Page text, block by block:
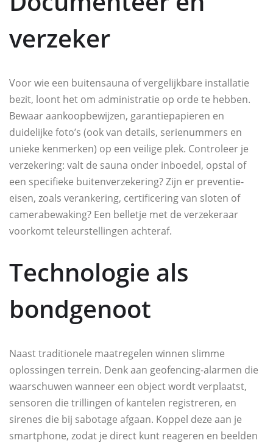
verzeker
Voor wie een buitensauna of vergelijkbare installatie
bezit, loont het om administratie op orde te hebben.
Bewaar aankoopbewijzen, garantiepapieren en
duidelijke foto’s (ook van details, serienummers en
unieke kenmerken) op een veilige plek. Controleer je
verzekering: valt de sauna onder inboedel, opstal of
een specifieke buitenverzekering? Zijn er preventie-
eisen, zoals verankering, certificering van sloten of
camerabewaking? Een belletje met de verzekeraar
voorkomt teleurstellingen achteraf.
Technologie als
bondgenoot
Naast traditionele maatregelen winnen slimme
oplossingen terrein. Denk aan geofencing-alarmen die
waarschuwen wanneer een object wordt verplaatst,
sensoren die trillingen of kantelen registreren, en
sirenes die bij sabotage afgaan. Koppel deze aan je
smartphone, zodat je direct kunt reageren en beelden